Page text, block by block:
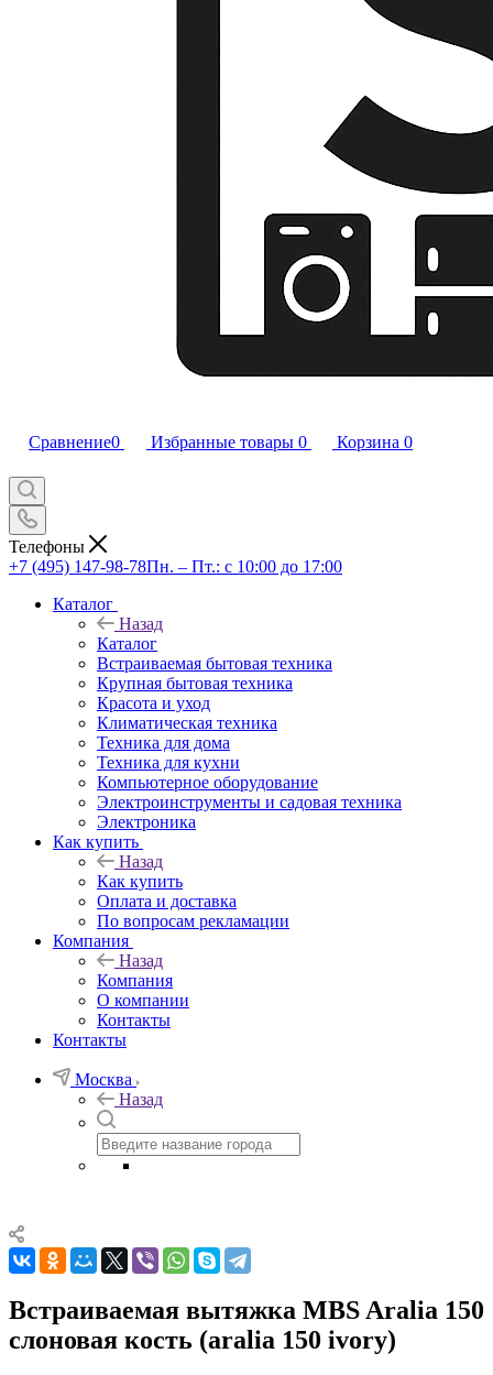
Сравнение0 Избранные товары 0 Корзина 0
Телефоны
+7 (495) 147-98-78Пн. – Пт.: с 10:00 до 17:00
Каталог
Назад
Каталог
Встраиваемая бытовая техника
Крупная бытовая техника
Красота и уход
Климатическая техника
Техника для дома
Техника для кухни
Компьютерное оборудование
Электроинструменты и садовая техника
Электроника
Как купить
Назад
Как купить
Оплата и доставка
По вопросам рекламации
Компания
Назад
Компания
О компании
Контакты
Контакты
Москва
Назад
Встраиваемая вытяжка MBS Aralia 150
слоновая кость (aralia 150 ivory)